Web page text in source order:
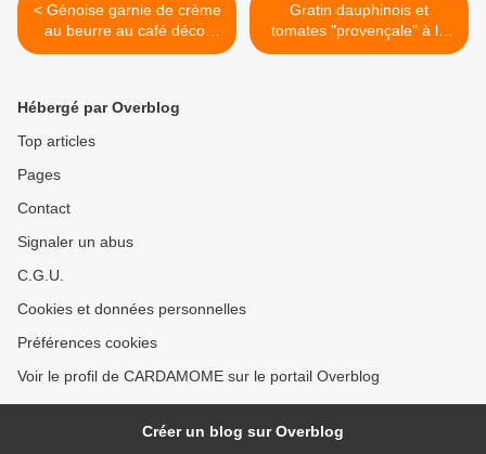
< Génoise garnie de crème
au beurre au café décor
pomme/amande
Gratin dauphinois et
tomates "provençale" à la
coriandre >
Hébergé par Overblog
Top articles
Pages
Contact
Signaler un abus
C.G.U.
Cookies et données personnelles
Préférences cookies
Voir le profil de CARDAMOME sur le portail Overblog
Créer un blog sur Overblog